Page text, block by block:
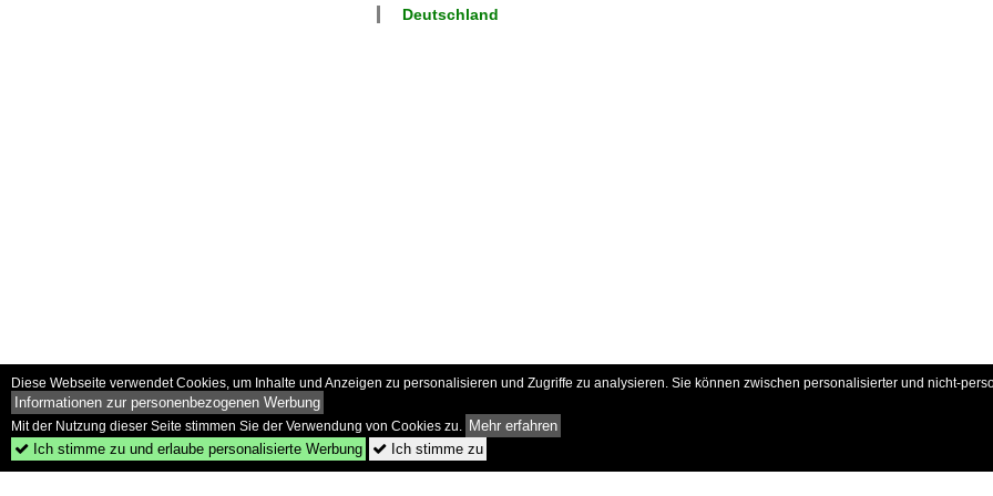
Deutschland
Diese Webseite verwendet Cookies, um Inhalte und Anzeigen zu personalisieren und Zugriffe zu analysieren. Sie können zwischen personalisierter und nicht-
Informationen zur personenbezogenen Werbung
Mit der Nutzung dieser Seite stimmen Sie der Verwendung von Cookies zu. Mehr erfahren
 Ich stimme zu und erlaube personalisierte Werbung  Ich stimme zu